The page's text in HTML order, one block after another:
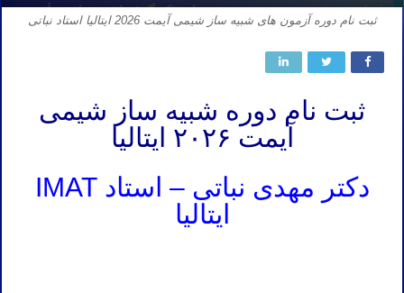
ثبت نام دوره آزمون های شبیه ساز شیمی آیمت 2026 ایتالیا استاد نباتی
ثبت نام دوره شبیه ساز شیمی
آیمت ۲۰۲۶ ایتالیا
دکتر مهدی نباتی – استاد IMAT
ایتالیا